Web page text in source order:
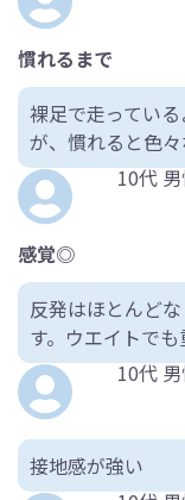
慣れるまで
裸足で走ってい
が、慣れると色々
10代
感覚◎
反発はほとんど
す。ウエイトでも
10代
接地感が強い